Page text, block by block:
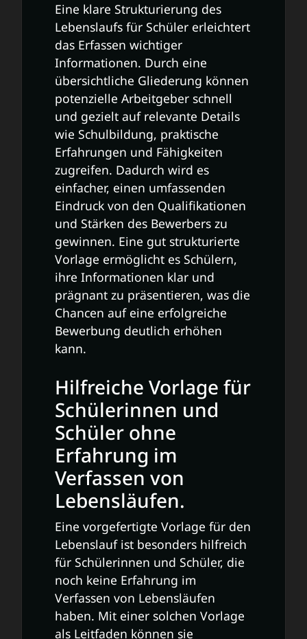
Eine klare Strukturierung des
Lebenslaufs für Schüler erleichtert
das Erfassen wichtiger
Informationen. Durch eine
übersichtliche Gliederung können
potenzielle Arbeitgeber schnell
und gezielt auf relevante Details
wie Schulbildung, praktische
Erfahrungen und Fähigkeiten
zugreifen. Dadurch wird es
einfacher, einen umfassenden
Eindruck von den Qualifikationen
und Stärken des Bewerbers zu
gewinnen. Eine gut strukturierte
Vorlage ermöglicht es Schülern,
ihre Informationen klar und
prägnant zu präsentieren, was die
Chancen auf eine erfolgreiche
Bewerbung deutlich erhöhen
kann.
Hilfreiche Vorlage für
Schülerinnen und
Schüler ohne
Erfahrung im
Verfassen von
Lebensläufen.
Eine vorgefertigte Vorlage für den
Lebenslauf ist besonders hilfreich
für Schülerinnen und Schüler, die
noch keine Erfahrung im
Verfassen von Lebensläufen
haben. Mit einer solchen Vorlage
als Leitfaden können sie